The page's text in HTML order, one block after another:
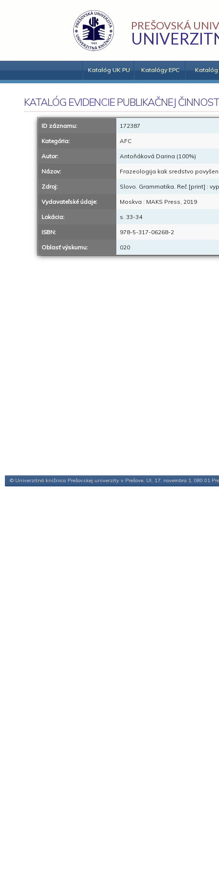
PREŠOVSKÁ
Katalóg UK PU Katalógy EPC Katalóg
KATALÓG EVIDENCIE PUBLIKAČNEJ
ID záznamu: 172387
Kategória: AFC
Autor: Antoňáková Darina (100%)
Názov: Frazeologija kak sredstvo
Zdroj: Slovo. Grammatika. Reč [print] :
Vydavateľské údaje: Moskva : MAKS Press, 2019
Lokácia: s. 33-34
ISBN: 978-5-317-06268-2
Oblasť výskumu: 020
© Univerzitná knižnica Prešovskej univerzity v Prešove, Ul. 17. novembra 1, 080 01